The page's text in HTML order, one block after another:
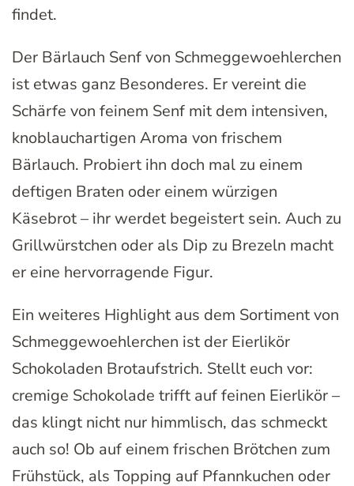
findet.
Der Bärlauch Senf von Schmeggewoehlerchen
ist etwas ganz Besonderes. Er vereint die
Schärfe von feinem Senf mit dem intensiven,
knoblauchartigen Aroma von frischem
Bärlauch. Probiert ihn doch mal zu einem
deftigen Braten oder einem würzigen
Käsebrot – ihr werdet begeistert sein. Auch zu
Grillwürstchen oder als Dip zu Brezeln macht
er eine hervorragende Figur.
Ein weiteres Highlight aus dem Sortiment von
Schmeggewoehlerchen ist der Eierlikör
Schokoladen Brotaufstrich. Stellt euch vor:
cremige Schokolade trifft auf feinen Eierlikör –
das klingt nicht nur himmlisch, das schmeckt
auch so! Ob auf einem frischen Brötchen zum
Frühstück, als Topping auf Pfannkuchen oder